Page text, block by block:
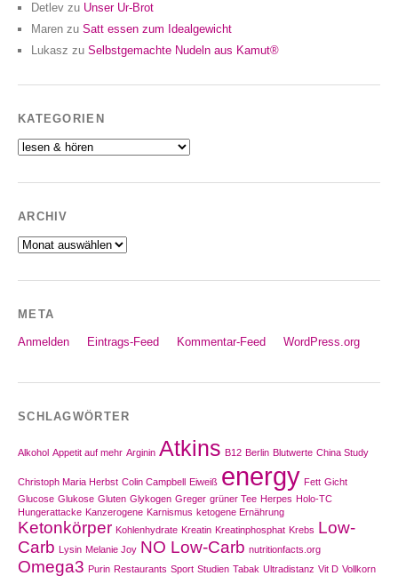
Detlev zu Unser Ur-Brot
Maren zu Satt essen zum Idealgewicht
Lukasz zu Selbstgemachte Nudeln aus Kamut®
KATEGORIEN
Kategorien
ARCHIV
Archiv
META
Anmelden Eintrags-Feed Kommentar-Feed WordPress.org
SCHLAGWÖRTER
Alkohol Appetit auf mehr Arginin Atkins B12 Berlin Blutwerte China Study
Christoph Maria Herbst Colin Campbell Eiweiß energy Fett Gicht
Glucose Glukose Gluten Glykogen Greger grüner Tee Herpes Holo-TC
Hungerattacke Kanzerogene Karnismus ketogene Ernährung
Ketonkörper Kohlenhydrate Kreatin Kreatinphosphat Krebs Low-
Carb
Lysin Melanie Joy NO Low-Carb nutritionfacts.org
Omega3 Purin Restaurants Sport Studien Tabak Ultradistanz Vit D Vollkorn